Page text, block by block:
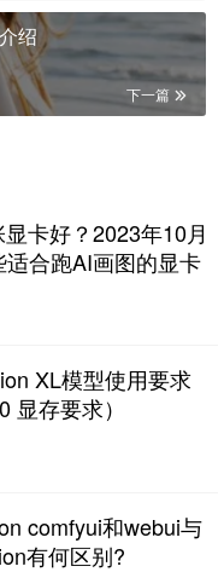
绍
下一篇
卡好？2023年10月
合跑AI画图的显卡
XL模型使用要求
显存要求）
comfyui和webui与
有何区别?